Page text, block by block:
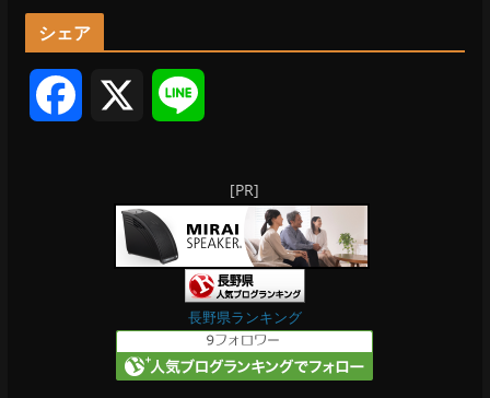
カ
ブ
シェア
n
e
[PR]
長野県ランキング